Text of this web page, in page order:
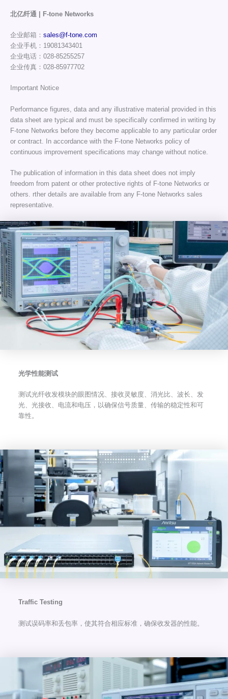
北亿纤通 | F-tone Networks
企业邮箱： sales@f-tone.com
企业手机：19081343401
企业电话：028-85255257
企业传真：028-85977702
Important Notice
Performance figures, data and any illustrative material provided in this
data sheet are typical and must be specifically confirmed in writing by
F-tone Networks before they become applicable to any particular order
or contract. In accordance with the F-tone Networks policy of
continuous improvement specifications may change without notice.
The publication of information in this data sheet does not imply
freedom from patent or other protective rights of F-tone Networks or
others. rther details are available from any F-tone Networks sales
representative.
光学性能测试
测试光纤收发模块的眼图情况、接收灵敏度、消光比、波长、发
光、光接收、电流和电压，以确保信号质量、传输的稳定性和可
靠性。
Traffic Testing
测试误码率和丢包率，使其符合相应标准，确保收发器的性能。